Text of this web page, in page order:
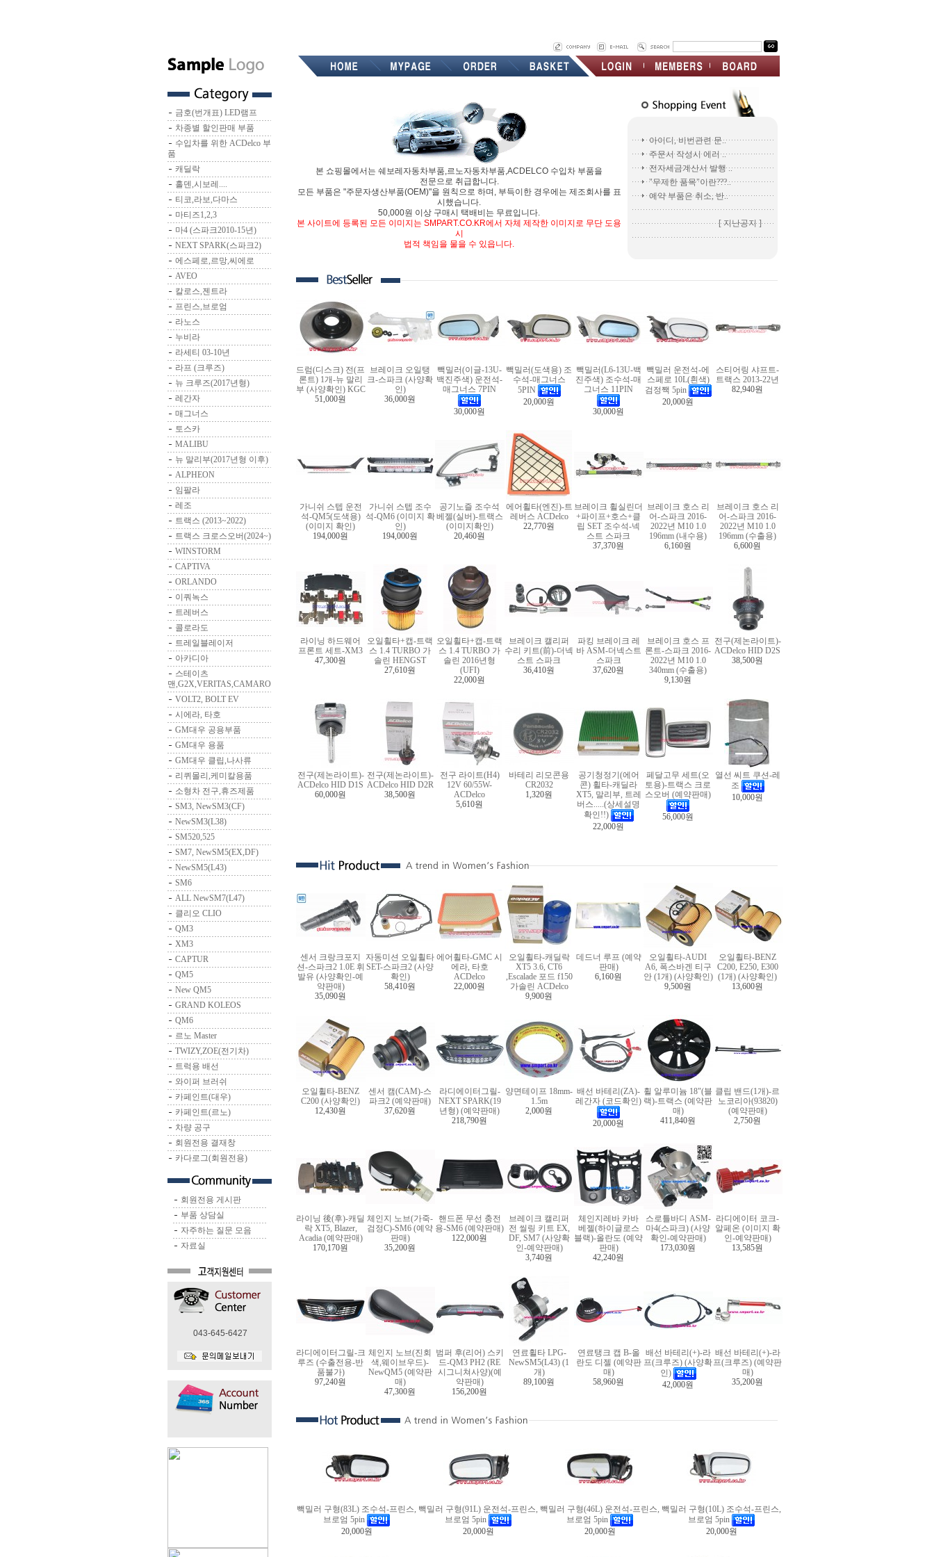
금호(번개표) LED램프
차종별 할인판매 부품
수입차를 위한 ACDelco 부
품
캐딜락
홀덴,시보레....
티코,라보,다마스
마티즈1,2,3
마4 (스파크2010-15년)
NEXT SPARK(스파크2)
에스페로,르망,씨에로
AVEO
칼로스,젠트라
프린스,브로엄
라노스
누비라
라세티 03-10년
라프 (크루즈)
뉴 크루즈(2017년형)
레간자
매그너스
토스카
MALIBU
뉴 말리부(2017년형 이후)
ALPHEON
임팔라
레조
트랙스 (2013~2022)
트랙스 크로스오버(2024~)
WINSTORM
CAPTIVA
ORLANDO
이쿼녹스
트레버스
콜로라도
트레일블레이저
아카디아
스테이츠
맨,G2X,VERITAS,CAMARO
VOLT2, BOLT EV
시에라, 타호
GM대우 공용부품
GM대우 용품
GM대우 클립,나사류
리퀴몰리,케미칼용품
소형차 전구,휴즈제품
SM3, NewSM3(CF)
NewSM3(L38)
SM520,525
SM7, NewSM5(EX,DF)
NewSM5(L43)
SM6
ALL NewSM7(L47)
클리오 CLIO
QM3
XM3
CAPTUR
QM5
New QM5
GRAND KOLEOS
QM6
르노 Master
TWIZY,ZOE(전기차)
트럭용 배선
와이퍼 브러쉬
카페인트(대우)
카페인트(르노)
차량 공구
회원전용 결재창
카다로그(회원전용)
회원전용 게시판
부품 상담실
자주하는 질문 모음
자료실
043-645-6427
본 쇼핑몰에서는 쉐보레자동차부품,르노자동차부품,ACDELCO 수입차 부품을
전문으로 취급합니다.
모든 부품은 "주문자생산부품(OEM)"을 원칙으로 하며, 부득이한 경우에는 제조회사를 표
시했습니다.
50,000원 이상 구매시 택배비는 무료입니다.
본 사이트에 등록된 모든 이미지는 SMPART.CO.KR에서 자체 제작한 이미지로 무단 도용
시
법적 책임을 물을 수 있읍니다.
아이디, 비번관련 문..
주문서 작성시 에러 ..
전자세금계산서 발행 ..
"무제한 품목"이란???..
예약 부품은 취소, 반..
[ 지난공지 ]
드럼(디스크) 전(프
론트) 1개-뉴 말리
부 (사양확인) KGC
51,000원
브레이크 오일탱
크-스파크 (사양확
인)
36,000원
빽밀러(이글-13U-
백진주색) 운전석-
매그너스 7PIN
30,000원
빽밀러(도색용) 조
수석-매그너스
5PIN
20,000원
빽밀러(L6-13U-백
진주색) 조수석-매
그너스 11PIN
30,000원
빽밀러 운전석-에
스페로 10L(흰색)
검정짹 5pin
20,000원
스티어링 샤프트-
트랙스 2013-22년
82,940원
가니쉬 스텝 운전
석-QM5(도색용)
(이미지 확인)
194,000원
가니쉬 스텝 조수
석-QM6 (이미지 확
인)
194,000원
공기노즐 조수석
베젤(실버)-트랙스
(이미지확인)
20,460원
에어휠타(엔진)-트
레버스 ACDelco
22,770원
브레이크 휠실린더
+파이프+호스+클
립 SET 조수석-넥
스트 스파크
37,370원
브레이크 호스 리
어-스파크 2016-
2022년 M10 1.0
196mm (내수용)
6,160원
브레이크 호스 리
어-스파크 2016-
2022년 M10 1.0
196mm (수출용)
6,600원
라이닝 하드웨어
프론트 세트-XM3
47,300원
오일휠타+캡-트랙
스 1.4 TURBO 가
솔린 HENGST
27,610원
오일휠타+캡-트랙
스 1.4 TURBO 가
솔린 2016년형
(UFI)
22,000원
브레이크 캘리퍼
수리 키트(前)-더넥
스트 스파크
36,410원
파킹 브레이크 레
바 ASM-더넥스트
스파크
37,620원
브레이크 호스 프
론트-스파크 2016-
2022년 M10 1.0
340mm (수출용)
9,130원
전구(제논라이트)-
ACDelco HID D2S
38,500원
전구(제논라이트)-
ACDelco HID D1S
60,000원
전구(제논라이트)-
ACDelco HID D2R
38,500원
전구 라이트(H4)
12V 60/55W-
ACDelco
5,610원
바테리 리모콘용
CR2032
1,320원
공기청정기(에어
콘) 휠타-캐딜라
XT5, 말리부, 트레
버스.....(상세설명
확인!!)
22,000원
페달고무 세트(오
토용)-트랙스 크로
스오버 (예약판매)
56,000원
열선 씨트 쿠션-레
조
10,000원
센서 크랑크포지
션-스파크2 1.0E 휘
발유 (사양확인-예
약판매)
35,090원
자동미션 오일휠타
SET-스파크2 (사양
확인)
58,410원
에어휠타-GMC 시
에라, 타호
ACDelco
22,000원
오일휠타-캐딜락
XT5 3.6, CT6
,Escalade 포드 f150
가솔린 ACDelco
9,900원
데드너 루프 (예약
판매)
6,160원
오일휠타-AUDI
A6, 폭스바겐 티구
안 (1개) (사양확인)
9,500원
오일휠타-BENZ
C200, E250, E300
(1개) (사양확인)
13,600원
오일휠타-BENZ
C200 (사양확인)
12,430원
센서 캠(CAM)-스
파크2 (예약판매)
37,620원
라디에이터그릴-
NEXT SPARK(19
년형) (예약판매)
218,790원
양면테이프 18mm-
1.5m
2,000원
배선 바테리(ZA)-
레간자 (코드확인)
20,000원
휠 알루미늄 18"(블
랙)-트랙스 (예약판
매)
411,840원
클립 밴드(1개)-르
노코리아(93820)
(예약판매)
2,750원
라이닝 後(후)-캐딜
락 XT5, Blazer,
Acadia (예약판매)
170,170원
체인지 노브(가죽-
검정C)-SM6 (예약
판매)
35,200원
핸드폰 무선 충전
용-SM6 (예약판매)
122,000원
브레이크 캘리퍼
전 씰링 키트 EX,
DF, SM7 (사양확
인-예약판매)
3,740원
체인지레바 카바
베젤(하이글로스
블랙)-올란도 (예약
판매)
42,240원
스로틀바디 ASM-
마4(스파크) (사양
확인-예약판매)
173,030원
라디에이터 코크-
알페온 (이미지 확
인-예약판매)
13,585원
라디에이터그릴-크
루즈 (수출전용-반
품불가)
97,240원
체인지 노브(진회
색,웨이브우드)-
NewQM5 (예약판
매)
47,300원
범퍼 후(리어) 스키
드-QM3 PH2 (RE
시그니쳐사양)(예
약판매)
156,200원
연료휠타 LPG-
NewSM5(L43) (1
개)
89,100원
연료탱크 캡 B-올
란도 디젤 (예약판
매)
58,960원
배선 바테리(+)-라
프(크루즈) (사양확
인)
42,000원
배선 바테리(+)-라
프(크루즈) (예약판
매)
35,200원
빽밀러 구형(83L) 조수석-프린스,
브로엄 5pin
20,000원
빽밀러 구형(91L) 운전석-프린스,
브로엄 5pin
20,000원
빽밀러 구형(46L) 운전석-프린스,
브로엄 5pin
20,000원
빽밀러 구형(10L) 조수석-프린스,
브로엄 5pin
20,000원